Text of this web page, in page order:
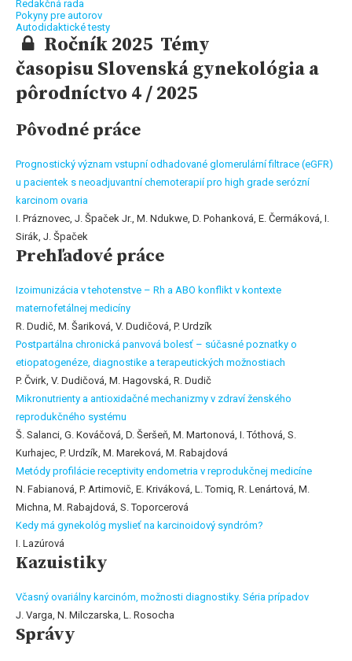
Redakčná rada
Pokyny pre autorov
Autodidaktické testy
Ročník 2025 Témy
časopisu Slovenská gynekológia a
pôrodníctvo 4 / 2025
Pôvodné práce
Prognostický význam vstupní odhadované glomerulární filtrace (eGFR)
u pacientek s neoadjuvantní chemoterapií pro high grade serózní
karcinom ovaria
I. Práznovec, J. Špaček Jr., M. Ndukwe, D. Pohanková, E. Čermáková, I.
Sirák, J. Špaček
Prehľadové práce
Izoimunizácia v tehotenstve – Rh a ABO konflikt v kontexte
maternofetálnej medicíny
R. Dudič, M. Šariková, V. Dudičová, P. Urdzík
Postpartálna chronická panvová bolesť – súčasné poznatky o
etiopatogenéze, diagnostike a terapeutických možnostiach
P. Čvirk, V. Dudičová, M. Hagovská, R. Dudič
Mikronutrienty a antioxidačné mechanizmy v zdraví ženského
reprodukčného systému
Š. Salanci, G. Kováčová, D. Šeršeň, M. Martonová, I. Tóthová, S.
Kurhajec, P. Urdzík, M. Mareková, M. Rabajdová
Metódy profilácie receptivity endometria v reprodukčnej medicíne
N. Fabianová, P. Artimovič, E. Kriváková, L. Tomiq, R. Lenártová, M.
Michna, M. Rabajdová, S. Toporcerová
Kedy má gynekológ myslieť na karcinoidový syndróm?
I. Lazúrová
Kazuistiky
Včasný ovariálny karcinóm, možnosti diagnostiky. Séria prípadov
J. Varga, N. Milczarska, L. Rosocha
Správy